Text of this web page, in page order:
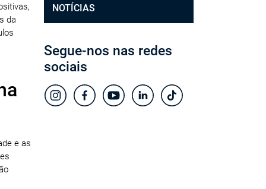
da
e as
NOTÍCIAS
Segue-nos nas redes
sociais